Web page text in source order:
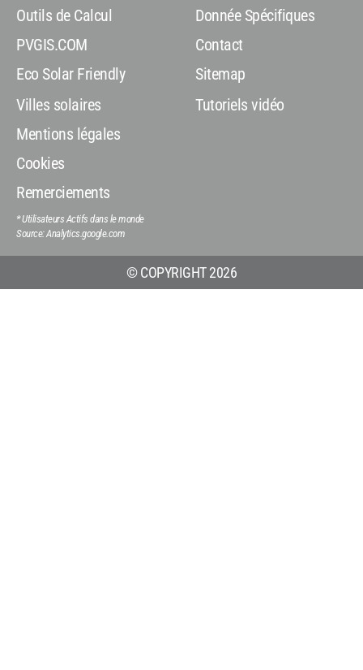
Outils de Calcul
PVGIS.COM
Eco Solar Friendly
Villes solaires
Mentions légales
Cookies
Remerciements
Donnée Spécifiques
Contact
Sitemap
Tutoriels vidéo
* Utilisateurs Actifs dans le monde
Source: Analytics.google.com
© COPYRIGHT 2026